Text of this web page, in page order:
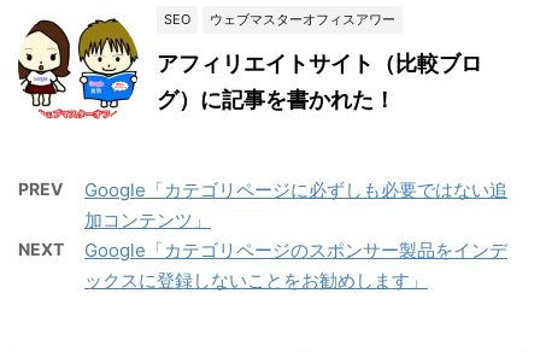
SEO ウェブマスターオフィスアワー
アフィリエイトサイト（比較ブロ
グ）に記事を書かれた！
PREV
Google「カテゴリページに必ずしも必要ではない追
加コンテンツ」
NEXT
Google「カテゴリページのスポンサー製品をインデ
ックスに登録しないことをお勧めします」